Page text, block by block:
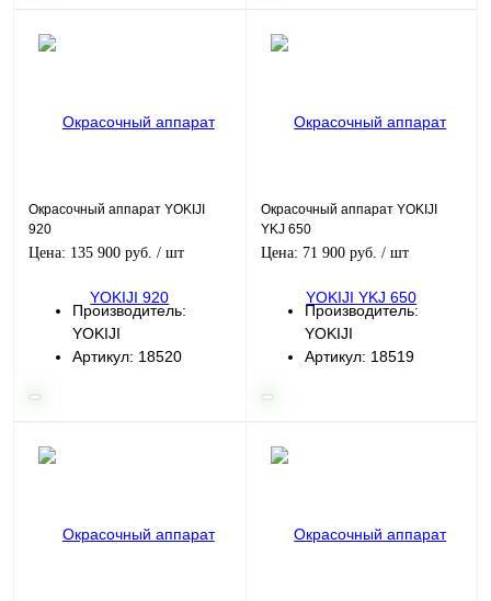
Окрасочный аппарат YOKIJI
920
Цена: 135 900 руб. / шт
Производитель:
YOKIJI
Артикул: 18520
Окрасочный аппарат YOKIJI
YKJ 650
Цена: 71 900 руб. / шт
Производитель:
YOKIJI
Артикул: 18519